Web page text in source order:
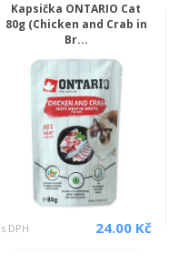
Kapsička ONTARIO Cat
80g (Chicken and Crab in
Br...
s DPH 24.00 Kč